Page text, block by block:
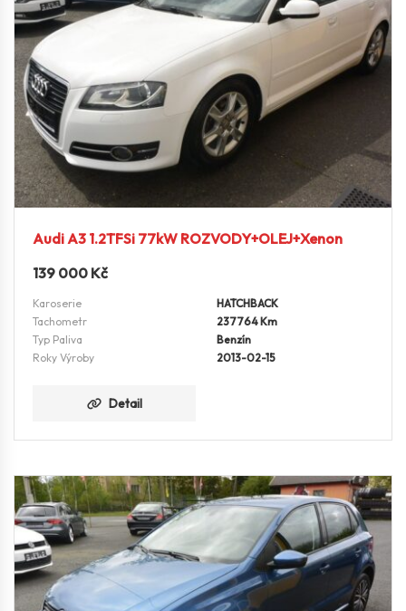
Audi A3 1.2TFSi 77kW ROZVODY+OLEJ+Xenon
139 000 Kč
Karoserie
HATCHBACK
Tachometr
237764 Km
Typ Paliva
Benzín
Roky Výroby
2013-02-15
Detail